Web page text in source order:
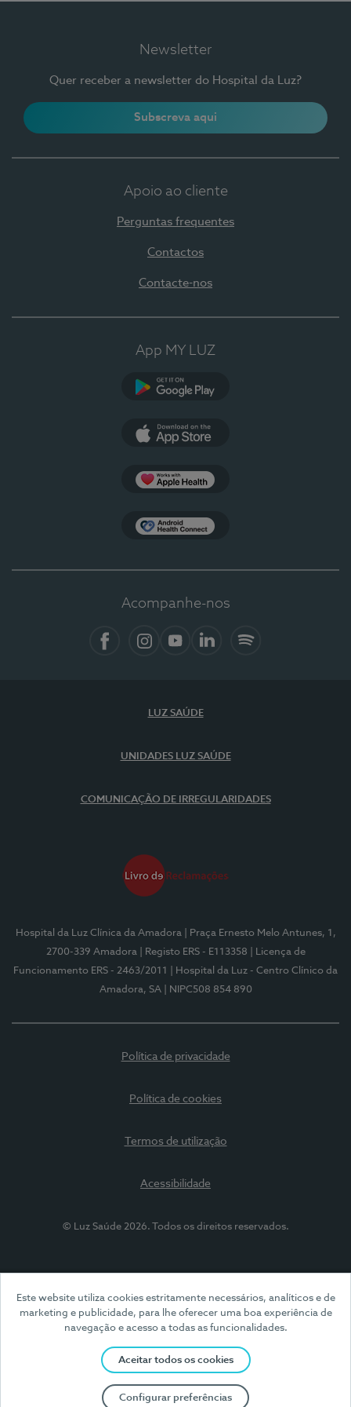
Este website utiliza cookies estritamente necessários, analíticos e de
marketing e publicidade, para lhe oferecer uma boa experiência de
navegação e acesso a todas as funcionalidades.
Aceitar todos os cookies
Configurar preferências
Newsletter
Quer receber a newsletter do Hospital da Luz?
Subscreva aqui
Apoio ao cliente
Perguntas frequentes
Contactos
Contacte-nos
App MY LUZ
Acompanhe-nos
LUZ SAÚDE
UNIDADES LUZ SAÚDE
COMUNICAÇÃO DE IRREGULARIDADES
Hospital da Luz Clínica da Amadora
| Praça Ernesto Melo Antunes, 1,
2700-339 Amadora
| Registo ERS - E113358
| Licença de
Funcionamento ERS - 2463/2011
| Hospital da Luz - Centro Clínico da
Amadora, SA
| NIPC508 854 890
Política de privacidade
Política de cookies
Termos de utilização
Acessibilidade
© Luz Saúde 2026. Todos os direitos reservados.